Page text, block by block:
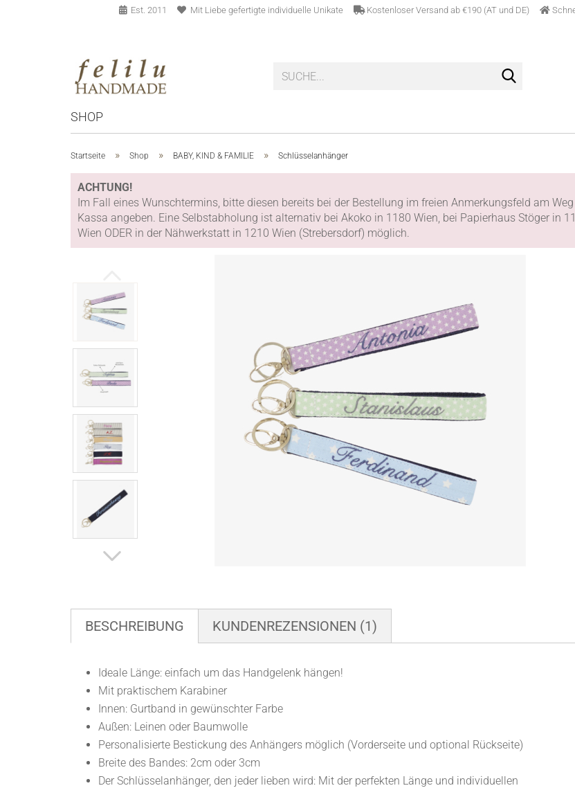
Est. 2011 Mit Liebe gefertigte individuelle Unikate Kostenloser Versand ab €190 (AT und DE)
SHOP
Startseite » Shop » BABY, KIND & FAMILIE » Schlüsselanhänger
ACHTUNG!
Im Fall eines Wunschtermins, bitte diesen bereits bei der Bestellung im freien Anmerkungsfeld am
Kassa angeben. Eine Selbstabholung ist alternativ bei Akoko in 1180 Wien, bei Papierhaus Stöger in
Wien ODER in der Nähwerkstatt in 1210 Wien (Strebersdorf) möglich.
BESCHREIBUNG KUNDENREZENSIONEN (1)
Ideale Länge: einfach um das Handgelenk hängen!
​Mit praktischem Karabiner
Innen: Gurtband in gewünschter Farbe
Außen: Leinen oder Baumwolle
Personalisierte Bestickung des Anhängers möglich (Vorderseite und optional Rückseite)
Breite des Bandes: 2cm oder 3cm
Der Schlüsselanhänger, den jeder lieben wird: Mit der perfekten Länge und individuellen